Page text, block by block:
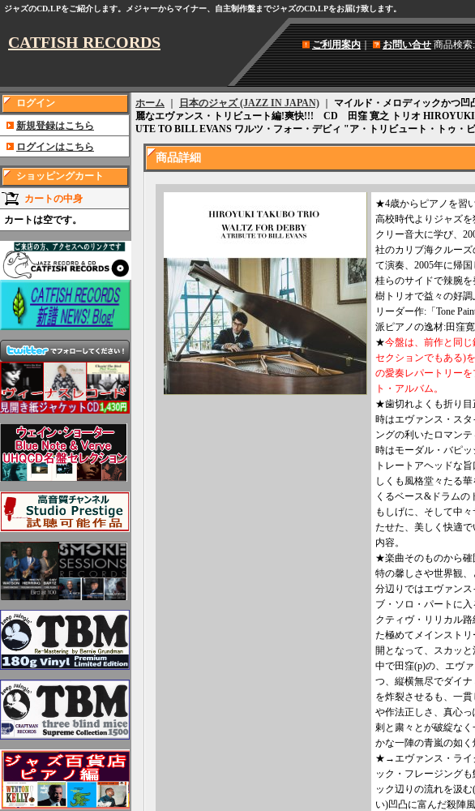
ジャズのCD,LPをご紹介します。メジャーからマイナー、自主制作盤までジャズのCD,LPをお届け致します。
CATFISH RECORDS ご利用案内｜ お問い合せ 商品検索:
ログイン
新規登録はこちら
ログインはこちら
ショッピングカート
カートの中身
カートは空です。
ホーム 日本のジャズ (JAZZ IN JAPAN)
マイルド・メロディックかつ
麗なエヴァンス・トリビュート編!爽快!!! CD 田窪 寛之 トリオ
UTE TO BILL EVANS ワルツ・フォー・デビィ "ア・トリビュート・トゥ・
商品詳細
★4歳からピアノを習
高校時代よりジャズ
クリー音大に学び、
社のカリブ海クルー
て演奏、2005年に帰
桂らのサイドで辣腕
樹トリオで益々の好
リーダー作:「Tone
派ピアノの逸材:田窪寛
★今盤は、前作と同じ
セクションでもある)
の愛奏レパートリー
ト・アルバム。
★歯切れよくも折り目
時はエヴァンス・ス
ングの利いたロマン
時はモーダル・バピ
トレートアヘッドな
しくも風格堂々たる
くるベース&ドラム
もしげに、そして中
たせた、美しく快適
内容。
★楽曲そのものから確
特の馨しさや世界観
分辺りではエヴァン
ブ・ソロ・パートに
クティヴ・リリカル
た極めてメインスト
開となって、スカッ
中で田窪(p)の、エヴ
つ、縦横無尽でダイ
を炸裂させるも、一
や作法正しさ、真心
剌と粛々とが破綻な
かな一陣の青嵐の如く
★→エヴァンス・ライ
ック・フレージング
ック辺りの流れを汲
い)凹凸に富んだ殺陣